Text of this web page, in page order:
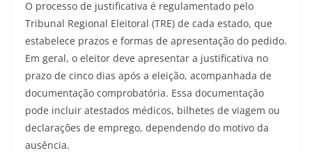
O processo de justificativa é regulamentado pelo
Tribunal Regional Eleitoral (TRE) de cada estado, que
estabelece prazos e formas de apresentação do pedido.
Em geral, o eleitor deve apresentar a justificativa no
prazo de cinco dias após a eleição, acompanhada de
documentação comprobatória. Essa documentação
pode incluir atestados médicos, bilhetes de viagem ou
declarações de emprego, dependendo do motivo da
ausência.